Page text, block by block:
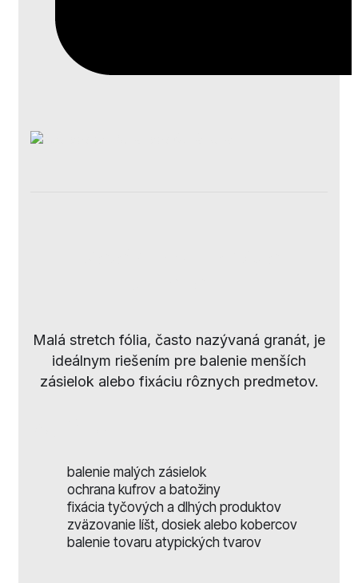
Malá stretch fólia, často nazývaná granát, je
ideálnym riešením pre balenie menších
zásielok alebo fixáciu rôznych predmetov.
balenie malých zásielok
ochrana kufrov a batožiny
fixácia tyčových a dlhých produktov
zväzovanie líšt, dosiek alebo kobercov
balenie tovaru atypických tvarov